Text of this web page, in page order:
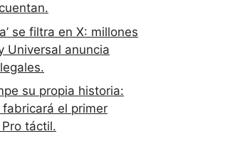
se filtra en X: millones
Universal anuncia
su propia historia:
fabricará el primer
táctil.